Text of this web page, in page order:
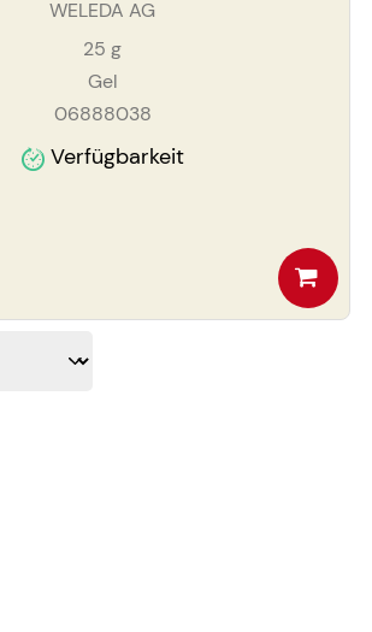
WELEDA AG
25 g
Gel
06888038
Verfügbarkeit